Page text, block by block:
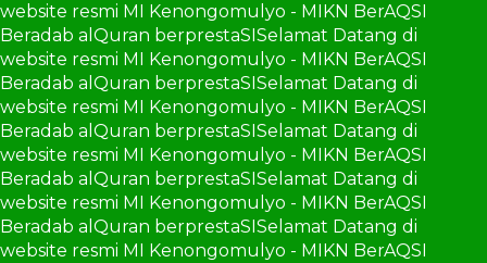
website resmi MI Kenongomulyo - MIKN BerAQSI
Beradab alQuran berprestaSISelamat Datang di
website resmi MI Kenongomulyo - MIKN BerAQSI
Beradab alQuran berprestaSISelamat Datang di
website resmi MI Kenongomulyo - MIKN BerAQSI
Beradab alQuran berprestaSISelamat Datang di
website resmi MI Kenongomulyo - MIKN BerAQSI
Beradab alQuran berprestaSISelamat Datang di
website resmi MI Kenongomulyo - MIKN BerAQSI
Beradab alQuran berprestaSISelamat Datang di
website resmi MI Kenongomulyo - MIKN BerAQSI